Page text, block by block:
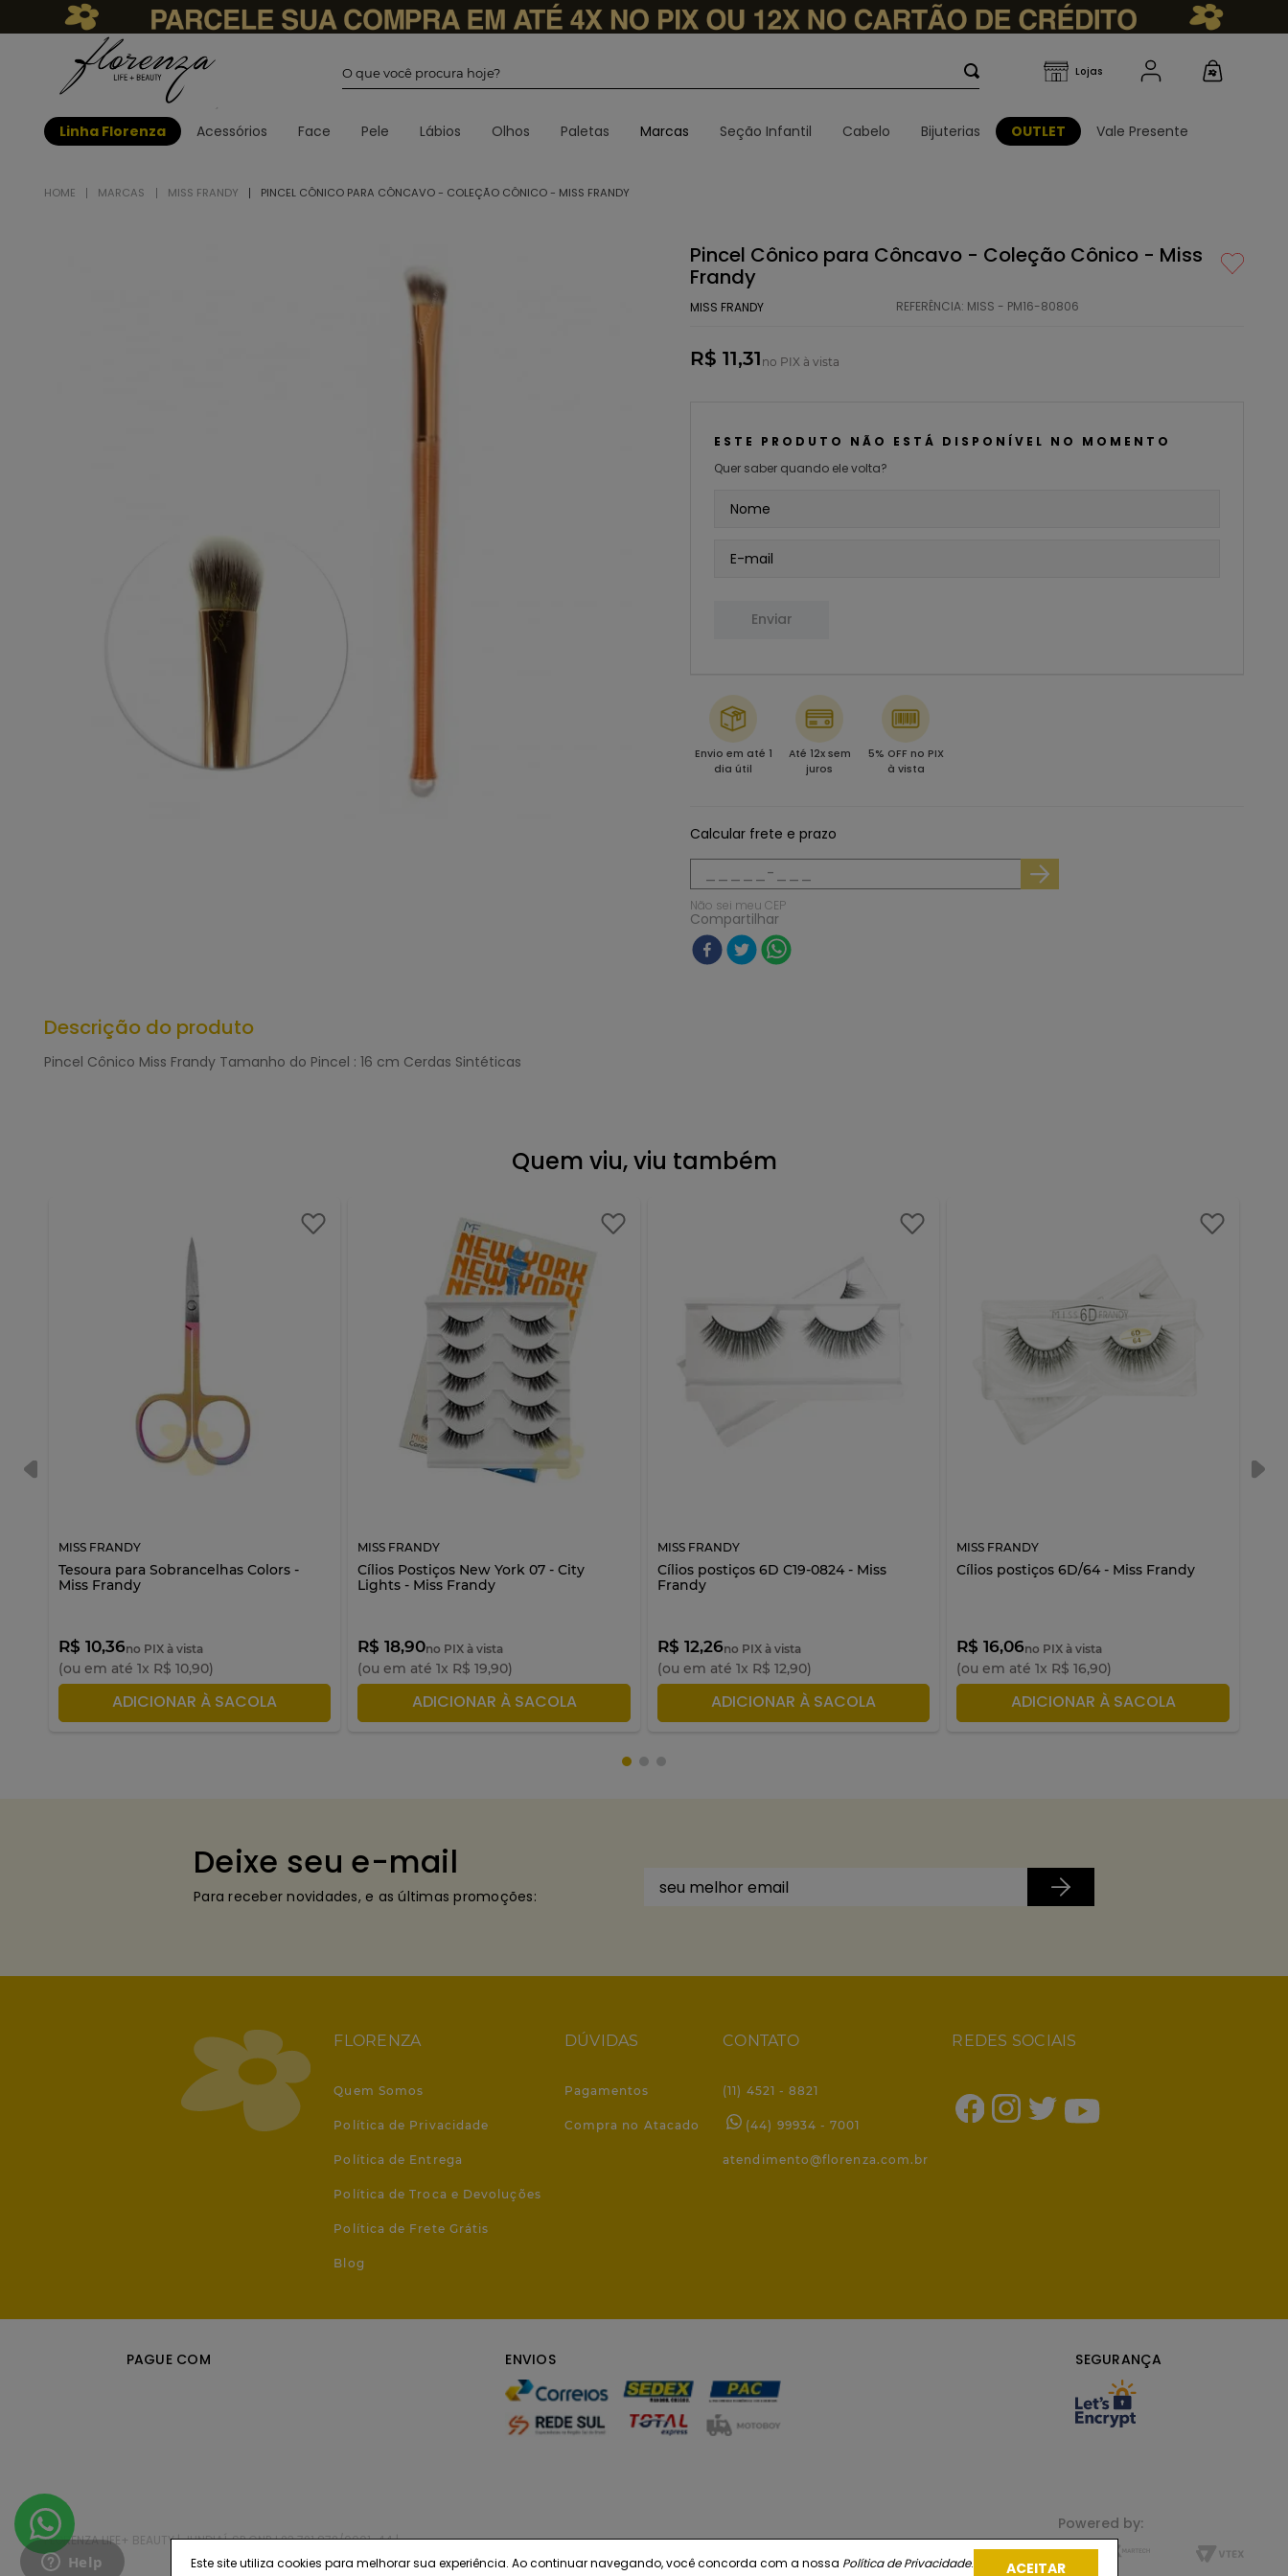
Linha Florenza Acessórios Face Pele Lábios Olhos Paletas Marcas Seção Infantil Cabelo Bijuterias OUTLET Vale Presente
MARCAS MISS FRANDY PINCEL CÔNICO PARA CÔNCAVO - COLEÇÃO CÔNICO - MISS FRANDY
Pincel Cônico para Côncavo - Coleção Cônico - Miss
Frandy
MISS FRANDY REFERÊNCIA: MISS - PM16-80806
R$ 11,31 no PIX à vista
ESTE PRODUTO NÃO ESTÁ DISPONÍVEL NO MOMENTO
Quer saber quando ele volta?
Enviar
Envio em até 1
dia útil
Até 12x sem
juros
5% OFF no PIX
à vista
Calcular frete e prazo
Não sei meu CEP
Compartilhar
Descrição do produto
Pincel Cônico Miss Frandy Tamanho do Pincel : 16 cm Cerdas Sintéticas
Quem viu, viu também
MISS FRANDY
Tesoura para Sobrancelhas Colors -
Miss Frandy
R$ 10,36no PIX à vista
(ou em até 1x R$ 10,90)
ADICIONAR À SACOLA
MISS FRANDY
Cílios Postiços New York 07 - City
Lights - Miss Frandy
R$ 18,90no PIX à vista
(ou em até1x R$ 19,90)
ADICIONAR À SACOLA
MISS FRANDY
Cílios postiços 6D C19-0824 - Miss
Frandy
R$ 12,26no PIX à vista
(ou em até 1x R$ 12,90)
ADICIONAR À SACOLA
MISS FRANDY
Cílios postiços 6D/64 - Miss Frandy
R$ 16,06no PIX à vista
(ou em até1x R$ 16,90)
ADICIONAR À SACOLA
Deixe seu e-mail
Para receber novidades, e as últimas promoções:
FLORENZA
Quem Somos
Política de Privacidade
Política de Entrega
Política de Troca e Devoluções
Política de Frete Grátis
Blog
DÚVIDAS
Pagamentos
Compra no Atacado
CONTATO
(11) 4521 - 8821
(44) 99934 - 7001
atendimento@florenza.com.br
REDES SOCIAIS
PAGUE COM ENVIOS SEGURANÇA
FLORENZA LIFE+ BEAUTY | JUNDIAÍ, SP CNPJ 23.721.872/0001-44 |
Powered by:
Este site utiliza cookies para melhorar sua experiência. Ao continuar navegando, você concorda com a nossa Política de Privacidade. ACEITAR